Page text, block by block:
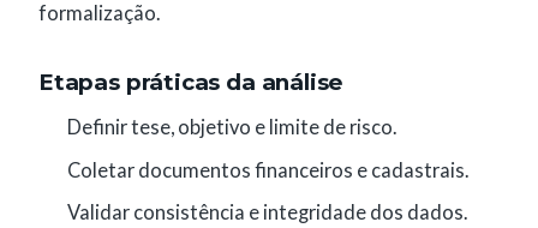
formalização.
Etapas práticas da análise
Definir tese, objetivo e limite de risco.
Coletar documentos financeiros e cadastrais.
Validar consistência e integridade dos dados.